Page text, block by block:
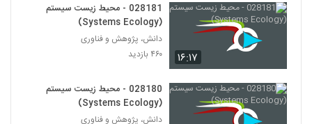
028208 - اقتصاد پیچیده (Complexity
Economics)
198
(Nonlinear Systems)
۱۶:۱۷
028181 - محیط زیست سیستم
(Systems Ecology)
دانش، پژوهش و فناوری
۴۶۰ بازدید
028180 - محیط زیست سیستم
(Systems Ecology)
دانش، پژوهش و فناوری